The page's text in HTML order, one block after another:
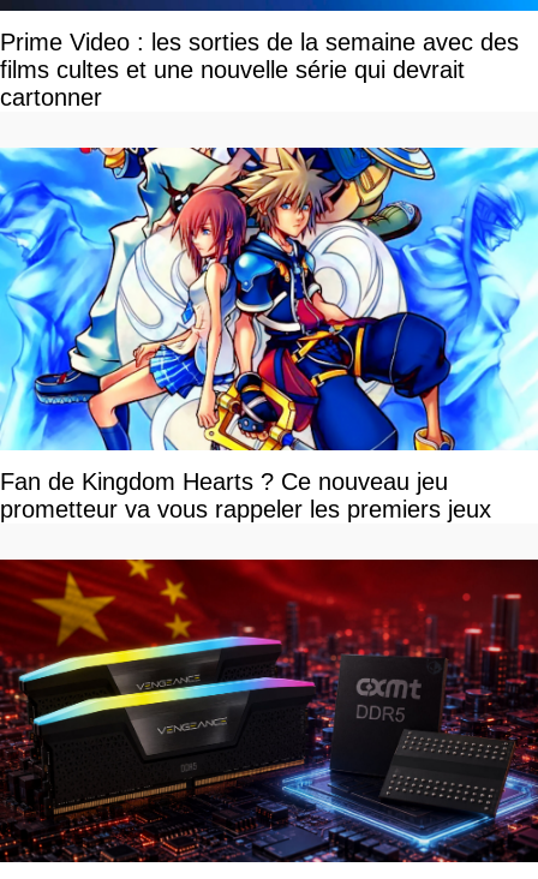
Prime Video : les sorties de la semaine avec des
films cultes et une nouvelle série qui devrait
cartonner
Fan de Kingdom Hearts ? Ce nouveau jeu
prometteur va vous rappeler les premiers jeux